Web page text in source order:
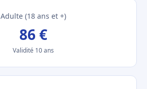
Adulte (18 ans et +)
86 €
Validité 10 ans